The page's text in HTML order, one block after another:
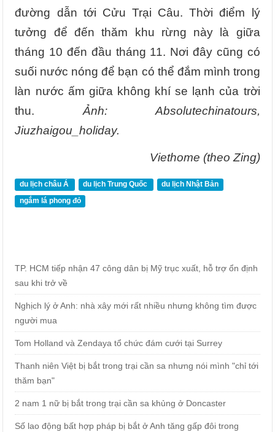
đường dẫn tới Cửu Trại Câu. Thời điểm lý
tưởng để đến thăm khu rừng này là giữa
tháng 10 đến đầu tháng 11. Nơi đây cũng có
suối nước nóng để bạn có thể đắm mình trong
làn nước ấm giữa không khí se lạnh của trời
thu. Ảnh: Absolutechinatours,
Jiuzhaigou_holiday.
Viethome (theo Zing)
du lịch châu Á du lịch Trung Quốc
du lịch Nhật Bản
ngắm lá phong đỏ
TP. HCM tiếp nhận 47 công dân bị Mỹ trục xuất, hỗ trợ ổn định
sau khi trở về
Nghịch lý ở Anh: nhà xây mới rất nhiều nhưng không tìm được
người mua
Tom Holland và Zendaya tổ chức đám cưới tại Surrey
Thanh niên Việt bị bắt trong trại cần sa nhưng nói mình "chỉ tới
thăm bạn"
2 nam 1 nữ bị bắt trong trại cần sa khủng ở Doncaster
Số lao động bất hợp pháp bị bắt ở Anh tăng gấp đôi trong